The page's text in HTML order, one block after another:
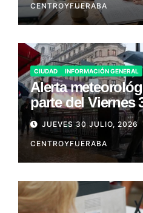
CENTROYFUERABA
CIUDAD INFORMACIÓN GENERAL
Alerta
parte del Viernes
JUEVES 30 JULIO, 2026
CENTROYFUERABA